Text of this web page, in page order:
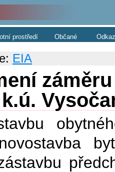
prostředí Občané
EIA